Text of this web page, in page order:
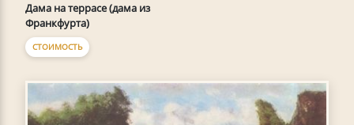
Дама на террасе (дама из
Франкфурта)
СТОИМОСТЬ